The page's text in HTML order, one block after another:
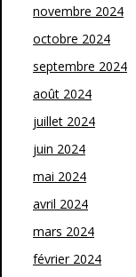
novembre 2024
octobre 2024
septembre 2024
août 2024
juillet 2024
juin 2024
mai 2024
avril 2024
mars 2024
février 2024